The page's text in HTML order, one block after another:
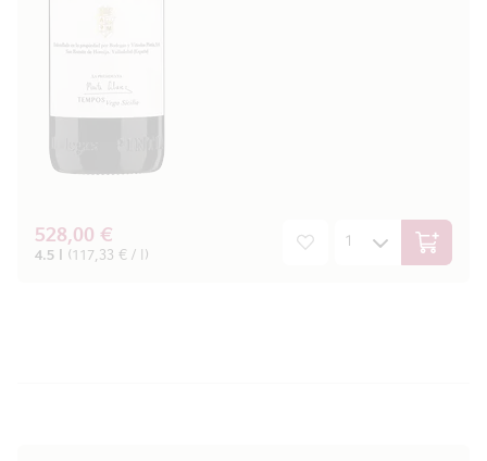
528,00 €
4.5 l (117,33 € / l) In den